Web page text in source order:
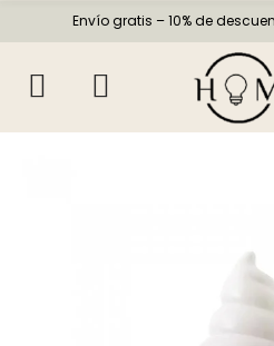
Envío gratis – 10% de